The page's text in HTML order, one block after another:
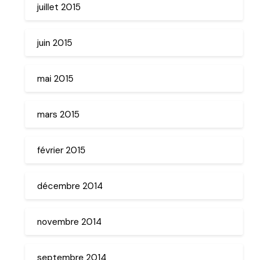
juillet 2015
juin 2015
mai 2015
mars 2015
février 2015
décembre 2014
novembre 2014
septembre 2014